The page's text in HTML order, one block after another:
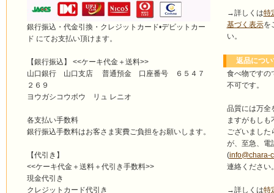
銀行振込・代金引換・クレジットカード•デビットカー
ド にてお支払い頂けます。
【銀行振込】 <<ケーキ代金＋送料>>
山口銀行 山口支店 普通預金 口座番号 ６５４７
２６９
ヨウガシコウボウ リュ レニオ
各支払い手数料
銀行振込手数料はお客さま実費ご負担をお願いします。
【代引き】
<<ケーキ代金＋送料＋代引き手数料>>
現金代引き
クレジットカード代引き
→詳しくは特
基づく表示を
い。
返品につい
食べ物ですの
不可です。
品質には万全
ますがもしも
ございました
が、至急、電
(info@chara-
連絡ください
→詳しくは特